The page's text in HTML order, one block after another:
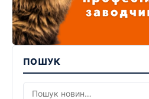
ПОШУК